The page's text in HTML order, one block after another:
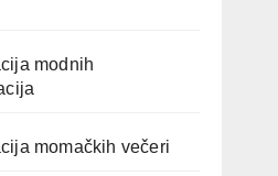
modnih
momačkih večeri